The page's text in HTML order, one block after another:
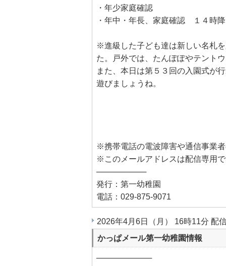
・年少家庭確認
・年中・年長、家庭確認 １４時
※進級した子ども達は新しい名札
た。戸外では、たんぽぽやテント
また、本日は第５３回の入園式が
遊びましょうね。
※携帯電話の電波障害や通信事業
※このメールアドレスは配信専用
─────────
発行：第一幼稚園
電話：029-875-9071
2026年4月6日（月） 16時11分 配
かっぱメール第一幼稚園情報
──────────